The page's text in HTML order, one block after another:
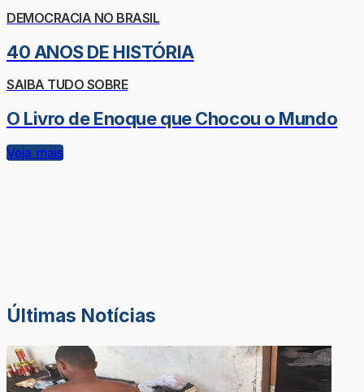
DEMOCRACIA NO BRASIL
40 ANOS DE HISTÓRIA
SAIBA TUDO SOBRE
O Livro de Enoque que Chocou o Mundo
Veja mais
Últimas Notícias